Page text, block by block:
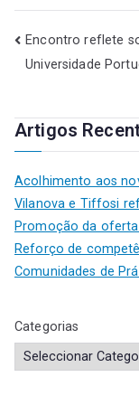
Encontro reflete
Universidade
Artigos
Acolhimento aos
Vilanova e Tiffosi
Promoção da
Reforço de
Comunidades de
Categorias